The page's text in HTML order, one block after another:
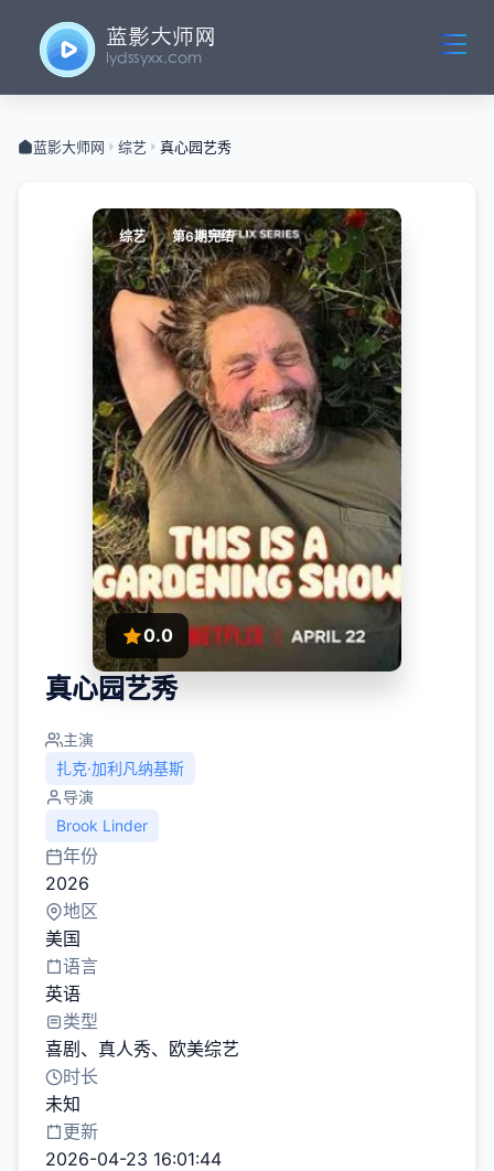
蓝影大师网 综艺 真心园艺秀
综艺 第6期完结
0.0
真心园艺秀
主演
扎克·加利凡纳基斯
导演
Brook Linder
年份
2026
地区
美国
语言
英语
类型
喜剧 、 真人秀、 欧美综艺
时长
未知
更新
2026-04-23 16:01:44